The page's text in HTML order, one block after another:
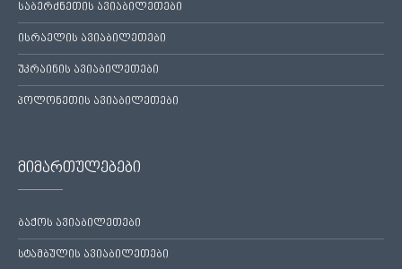
საბერძნეთის ავიაბილეთები
ისრაელის ავიაბილეთები
უკრაინის ავიაბილეთები
პოლონეთის ავიაბილეთები
მიმართულებები
ბაქოს ავიაბილეთები
სტამბულის ავიაბილეთები